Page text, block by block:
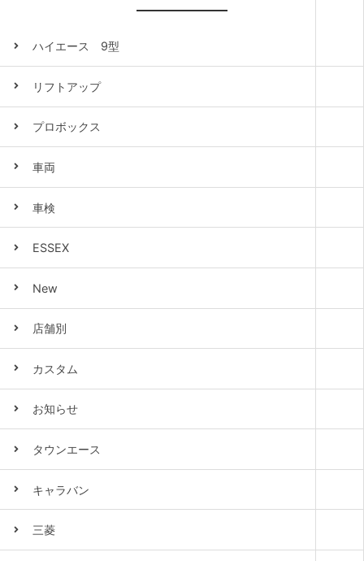
ハイエース 9型
リフトアップ
プロボックス
車両
車検
ESSEX
New
店舗別
カスタム
お知らせ
タウンエース
キャラバン
三菱